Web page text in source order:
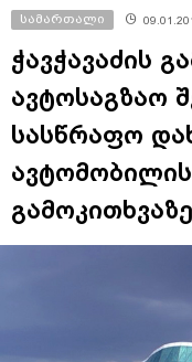
სამართალი
ჭავჭავაძის
ავტოსაგზაო
სასწრაფო